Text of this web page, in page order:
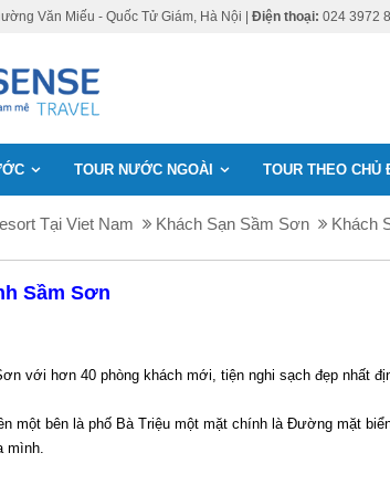
Văn Miếu - Quốc Tử Giám, Hà Nội | Điện thoại: 024 3972
TOUR NƯỚC NGOÀI TOUR THEO CHỦ
Tại Viet Nam Khách Sạn Sầm Sơn Khách
Sầm Sơn
với hơn 40 phòng khách mới, tiện nghi sạch đẹp nhất
một bên là phố Bà Triệu một mặt chính là Đường mặt
mình.